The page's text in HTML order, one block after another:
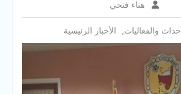
هناء فتحي
والفعاليات الأخبار الرئيسية